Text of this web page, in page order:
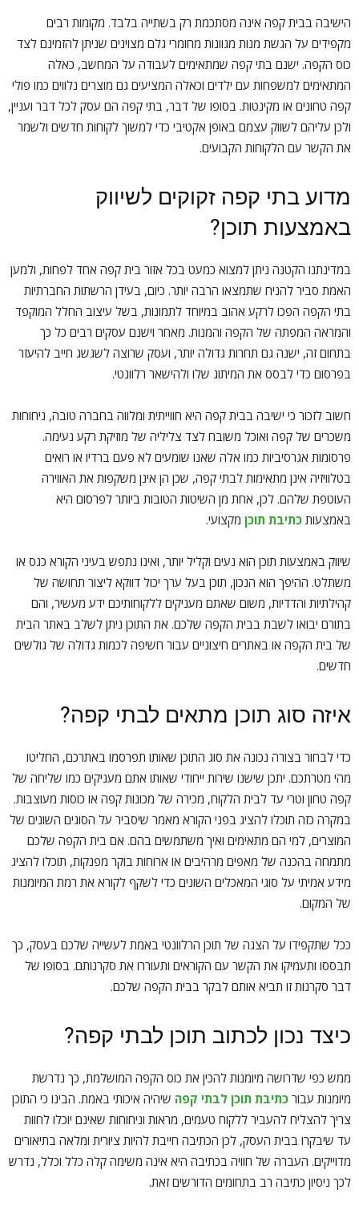
הישיבה בבית קפה אינה מסתכמת רק בשתייה בלבד. מקומות רבים
מקפידים על הגשת מנות מגוונות מחומרי גלם מצוינים שניתן להזמינם לצד
כוס הקפה. ישנם בתי קפה שמתאימים לעבודה על המחשב, כאלה
המתאימים למשפחות עם ילדים וכאלה המציעים גם מוצרים נלווים כמו פולי
קפה טחונים או מקינטות. בסופו של דבר, בתי קפה הם עסק לכל דבר ועניין,
ולכן עליהם לשווק עצמם באופן אקטיבי כדי למשוך לקוחות חדשים ולשמר
את הקשר עם הלקוחות הקבועים.
מדוע בתי קפה זקוקים לשיווק
באמצעות תוכן?
במדינתנו הקטנה ניתן למצוא כמעט בכל אזור בית קפה אחד לפחות, ולמען
האמת סביר להניח שתמצאו הרבה יותר. כיום, בעידן הרשתות החברתיות
בתי הקפה הפכו לרקע אהוב במיוחד לתמונות, בשל עיצוב החלל המוקפד
והמראה המפתה של הקפה והמנות. מאחר וישנם עסקים רבים כל כך
בתחום זה, ישנה גם תחרות גדולה יותר, ועסק שרוצה לשגשג חייב להיעזר
בפרסום כדי לבסס את המיתוג שלו ולהישאר רלוונטי.
חשוב לזכור כי ישיבה בבית קפה היא חווייתית ומלווה בחברה טובה, ניחוחות
משכרים של קפה ואוכל משובח לצד צליליה של מוזיקת רקע נעימה.
פרסומות אגרסיביות כמו אלה שאנו שומעים לא פעם ברדיו או רואים
בטלוויזיה אינן מתאימות לבתי קפה, שכן הן אינן משקפות את האווירה
העוטפת שלהם. לכן, אחת מן השיטות הטובות ביותר לפרסום היא
באמצעות כתיבת תוכן מקצועי.
שיווק באמצעות תוכן הוא נעים וקליל יותר, ואינו נתפש בעיני הקורא כגס או
משתלט. ההיפך הוא הנכון, תוכן בעל ערך יכול דווקא ליצור תחושה של
קהילתיות והדדיות, משום שאתם מעניקים ללקוחותיכם ידע מעשיר, והם
בתורם יבואו לשבת בבית הקפה שלכם. את התוכן ניתן לשלב באתר הבית
של בית הקפה או באתרים חיצוניים עבור חשיפה לכמות גדולה של גולשים
חדשים.
איזה סוג תוכן מתאים לבתי קפה?
כדי לבחור בצורה נכונה את סוג התוכן שאותו תפרסמו באתרכם, החליטו
מהי מטרתכם. יתכן שישנו שירות ייחודי שאותו אתם מעניקים כמו שליחה של
קפה טחון וטרי עד לבית הלקוח, מכירה של מכונות קפה או כוסות מעוצבות.
במקרה כזה תוכלו להציג בפני הקורא מאמר שיסביר על הסוגים השונים של
המוצרים, למי הם מתאימים ואיך משתמשים בהם. אם בית הקפה שלכם
מתמחה בהכנה של מאפים מרהיבים או ארוחות בוקר מפנקות, תוכלו להציג
מידע אמיתי על סוגי המאכלים השונים כדי לשקף לקורא את רמת המיומנות
של המקום.
ככל שתקפידו על הצגה של תוכן הרלוונטי באמת לעשייה שלכם בעסק, כך
תבססו ותעמיקו את הקשר עם הקוראים ותעוררו את סקרנותם. בסופו של
דבר סקרנות זו תביא אותם לבקר בבית הקפה שלכם.
כיצד נכון לכתוב תוכן לבתי קפה?
ממש כפי שדרושה מיומנות להכין את כוס הקפה המושלמת, כך נדרשת
מיומנות עבור כתיבת תוכן לבתי קפה שיהיה איכותי באמת. הבינו כי התוכן
צריך להצליח להעביר ללקוח טעמים, מראות וניחוחות שאינם יוכלו לחוות
עד שיבקרו בבית העסק, לכן הכתיבה חייבת להיות ציורית ומלאה בתיאורים
מדוייקים. העברה של חוויה בכתיבה היא אינה משימה קלה כלל וכלל, נדרש
לכך ניסיון כתיבה רב בתחומים הדורשים זאת.